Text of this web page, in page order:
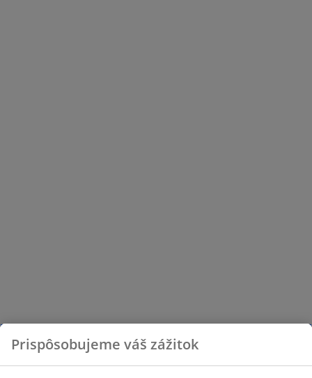
Prispôsobujeme váš zážitok